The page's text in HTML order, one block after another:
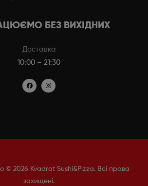
БЕЗ ВИХІДНИХ
Доставка
10:00 – 21:30
© 2026 Kvadrat Sushi&Pizza. Всі права
захищені.